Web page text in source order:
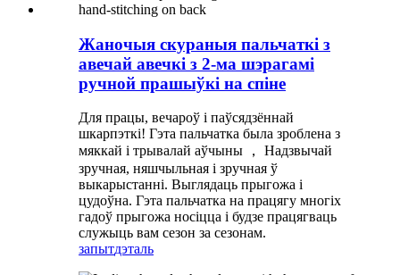
Жаночыя скураныя пальчаткі з
авечай авечкі з 2-ма шэрагамі
ручной прашыўкі на спіне
Для працы, вечароў і паўсядзённай
шкарпэткі! Гэта пальчатка была зроблена з
мяккай і трывалай аўчыны ， Надзвычай
зручная, няшчыльная і зручная ў
выкарыстанні. Выглядаць прыгожа і
цудоўна. Гэта пальчатка на працягу многіх
гадоў прыгожа носіцца і будзе працягваць
служыць вам сезон за сезонам.
запытдэталь